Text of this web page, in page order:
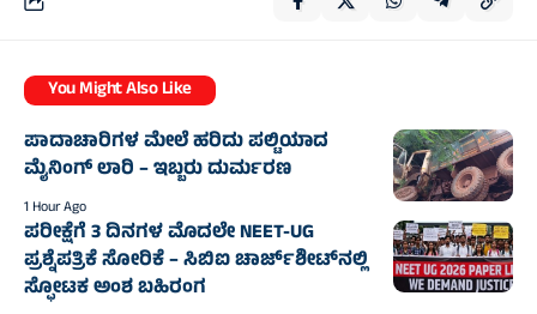
You Might Also Like
ಪಾದಾಚಾರಿಗಳ ಮೇಲೆ ಹರಿದು ಪಲ್ಟಿಯಾದ
ಮೈನಿಂಗ್‌ ಲಾರಿ – ಇಬ್ಬರು ದುರ್ಮರಣ
1 Hour Ago
ಪರೀಕ್ಷೆಗೆ 3 ದಿನಗಳ ಮೊದಲೇ NEET-UG
ಪ್ರಶ್ನೆಪತ್ರಿಕೆ ಸೋರಿಕೆ – ಸಿಬಿಐ ಚಾರ್ಜ್‌ಶೀಟ್‌ನಲ್ಲಿ
ಸ್ಫೋಟಕ ಅಂಶ ಬಹಿರಂಗ